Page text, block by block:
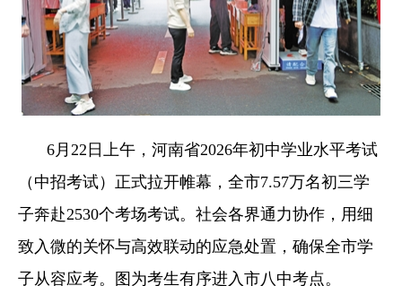
6月22日上午，河南省2026年初中学业水平考试
（中招考试）正式拉开帷幕，全市7.57万名初三学
子奔赴2530个考场考试。社会各界通力协作，用细
致入微的关怀与高效联动的应急处置，确保全市学
子从容应考。图为考生有序进入市八中考点。